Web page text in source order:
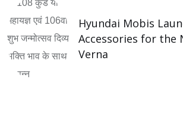
Hyundai Mobis
Accessories for the
Verna